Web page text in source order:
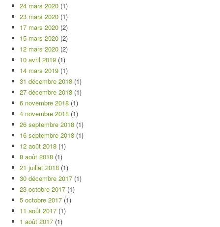
24 mars 2020 (1)
23 mars 2020 (1)
17 mars 2020 (2)
15 mars 2020 (2)
12 mars 2020 (2)
10 avril 2019 (1)
14 mars 2019 (1)
31 décembre 2018 (1)
27 décembre 2018 (1)
6 novembre 2018 (1)
4 novembre 2018 (1)
26 septembre 2018 (1)
16 septembre 2018 (1)
12 août 2018 (1)
8 août 2018 (1)
21 juillet 2018 (1)
30 décembre 2017 (1)
23 octobre 2017 (1)
5 octobre 2017 (1)
11 août 2017 (1)
1 août 2017 (1)